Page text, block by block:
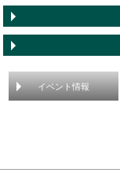
イベント情報